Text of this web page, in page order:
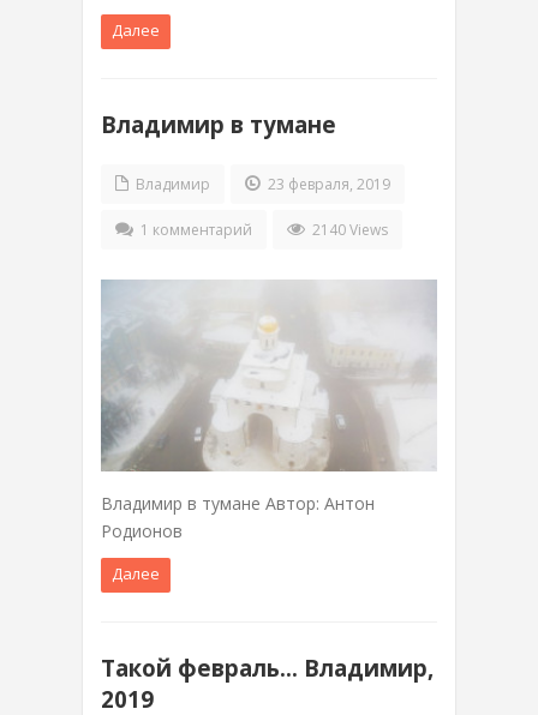
Далее
Владимир в тумане
Владимир 23 февраля, 2019
1 комментарий 2140 Views
Владимир в тумане Автор: Антон
Родионов
Далее
Такой февраль… Владимир,
2019